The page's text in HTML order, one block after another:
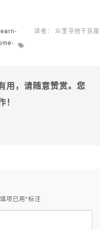
译者： 众里寻他千百度
用，请随意赞赏。您
！
项已用 *标注